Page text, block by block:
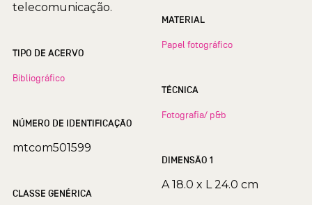
telecomunicação.
TIPO DE ACERVO
Bibliográfico
NÚMERO DE IDENTIFICAÇÃO
mtcom501599
CLASSE GENÉRICA
MATERIAL
Papel fotográfico
TÉCNICA
Fotografia/ p&b
DIMENSÃO 1
A 18.0 x L 24.0 cm